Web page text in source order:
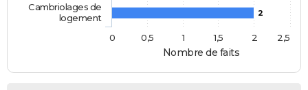
Nombre de faits
2
Cambriolages de
logement
0
0,5 1 1,5 2 2,5